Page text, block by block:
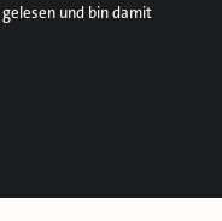
gelesen und bin damit